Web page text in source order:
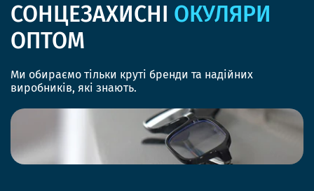
СОНЦЕЗАХИСНІ ОКУЛЯРИ
ОПТОМ
Ми обираємо тільки круті бренди та надійних
виробників, які знають.